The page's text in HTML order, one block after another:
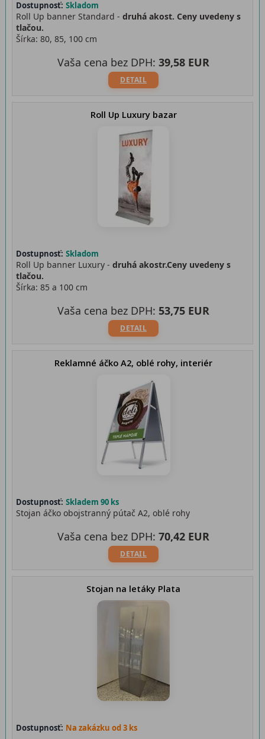
Dostupnosť: Skladom
Roll Up banner Standard - druhá akost. Ceny uvedeny s
tlačou.
Šírka: 80, 85, 100 cm
DETAIL
Vaša cena bez DPH: 39,58 EUR
Roll Up Luxury bazar
Dostupnosť: Skladom
Roll Up banner Luxury - druhá akostr.Ceny uvedeny s
tlačou.
Šírka: 85 a 100 cm
DETAIL
Vaša cena bez DPH: 53,75 EUR
Reklamné áčko A2, oblé rohy, interiér
Dostupnosť: Skladem 90 ks
Stojan áčko obojstranný pútač A2, oblé rohy
DETAIL
Vaša cena bez DPH: 70,42 EUR
Stojan na letáky Plata
Dostupnosť: Na zakázku od 3 ks